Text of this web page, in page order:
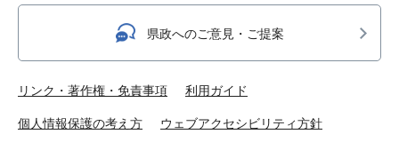
県政へのご意見・ご提案
リンク・著作権・免責事項 利用ガイド
個人情報保護の考え方 ウェブアクセシビリティ方針